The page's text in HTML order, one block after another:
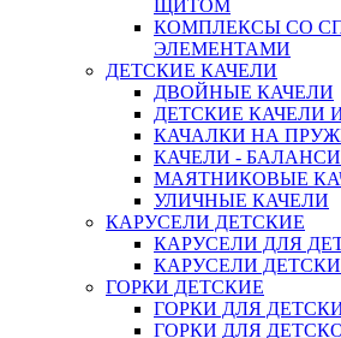
ЩИТОМ
КОМПЛЕКСЫ СО
ЭЛЕМЕНТАМИ
ДЕТСКИЕ КАЧЕЛИ
ДВОЙНЫЕ КАЧЕЛИ
ДЕТСКИЕ КАЧЕЛИ
КАЧАЛКИ НА
КАЧЕЛИ -
МАЯТНИКОВЫЕ
УЛИЧНЫЕ КАЧЕЛИ
КАРУСЕЛИ ДЕТСКИЕ
КАРУСЕЛИ ДЛЯ
КАРУСЕЛИ
ГОРКИ ДЕТСКИЕ
ГОРКИ ДЛЯ
ГОРКИ ДЛЯ